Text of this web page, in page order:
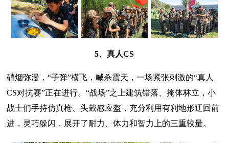
5、真人CS
硝烟弥漫，“子弹”横飞，喊杀震天，一场紧张刺激的“真人
CS对抗赛”正在进行。“战场”之上建筑错落、掩体林立，小
战士们手持仿真枪、头戴感应盔，充分利用有利地形迂回前
进，灵巧躲闪，展开了耐力、体力和智力上的三重较量。